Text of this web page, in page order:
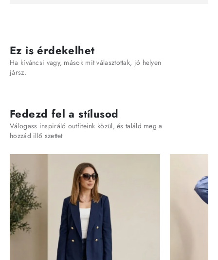
Ez is érdekelhet
Ha kíváncsi vagy, mások mit választottak, jó helyen
jársz.
Fedezd fel a stílusod
Válogass inspiráló outfiteink közül, és találd meg a
hozzád illő szettet